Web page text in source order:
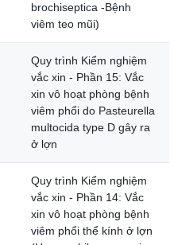
brochiseptica -Bệnh
viêm teo mũi)
Quy trình Kiểm nghiệm
vắc xin - Phần 15: Vắc
xin vô hoạt phòng bệnh
viêm phổi do Pasteurella
multocida type D gây ra
ở lợn
Quy trình Kiểm nghiệm
vắc xin - Phần 14: Vắc
xin vô hoạt phòng bệnh
viêm phổi thể kính ở lợn